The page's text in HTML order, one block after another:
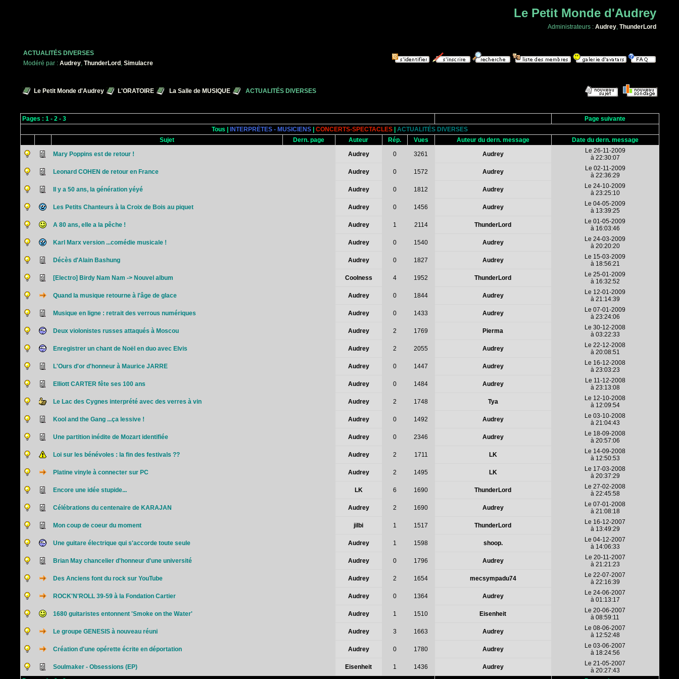
Le Petit Monde d'Audrey
Administrateurs : Audrey, ThunderLord
ACTUALITÉS DIVERSES
Modéré par : Audrey, ThunderLord , Simulacre
Le Petit Monde d'Audrey L'ORATOIRE La Salle de MUSIQUE ACTUALITÉS DIVERSES
Pages : 1- 2- 3
Page suivante
Tous
INTERPRÈTES - MUSICIENS| CONCERTS-SPECTACLES| ACTUALITÉS DIVERSES
Sujet
Dern. page Auteur Rép. Vues Auteur du dern. message
Date du dern. message
Mary Poppins est de retour !
Audrey 0 3261 Audrey
Le 26-11-2009
à 22:30:07
Leonard COHEN de retour en France
Audrey 0 1572 Audrey
Le 02-11-2009
à 22:36:29
Il y a 50 ans, la génération yéyé
Audrey 0 1812 Audrey
Le 24-10-2009
à 23:25:10
Les Petits Chanteurs à la Croix de Bois au piquet
Audrey 0 1456 Audrey
Le 04-05-2009
à 13:39:25
A 80 ans, elle a la pêche !
Audrey 1 2114 ThunderLord
Le 01-05-2009
à 16:03:46
Karl Marx version ...comédie musicale !
Audrey 0 1540 Audrey
Le 24-03-2009
à 20:20:20
Décès d'Alain Bashung
Audrey 0 1827 Audrey
Le 15-03-2009
à 18:56:21
[Electro] Birdy Nam Nam -> Nouvel album
Coolness 4 1952 ThunderLord
Le 25-01-2009
à 16:32:52
Quand la musique retourne à l'âge de glace
Audrey 0 1844 Audrey
Le 12-01-2009
à 21:14:39
Musique en ligne : retrait des verrous numériques
Audrey 0 1433 Audrey
Le 07-01-2009
à 23:24:06
Deux violonistes russes attaqués à Moscou
Audrey 2 1769 Pierma
Le 30-12-2008
à 03:22:33
Enregistrer un chant de Noël en duo avec Elvis
Audrey 2 2055 Audrey
Le 22-12-2008
à 20:08:51
L'Ours d'or d'honneur à Maurice JARRE
Audrey 0 1447 Audrey
Le 16-12-2008
à 23:03:23
Elliott CARTER fête ses 100 ans
Audrey 0 1484 Audrey
Le 11-12-2008
à 23:13:08
Le Lac des Cygnes interprété avec des verres à vin
Audrey 2 1748 Tya
Le 12-10-2008
à 12:09:54
Kool and the Gang ...ça lessive !
Audrey 0 1492 Audrey
Le 03-10-2008
à 21:04:43
Une partition inédite de Mozart identifiée
Audrey 0 2346 Audrey
Le 18-09-2008
à 20:57:06
Loi sur les bénévoles : la fin des festivals ??
Audrey 2 1711 LK
Le 14-09-2008
à 12:50:53
Platine vinyle à connecter sur PC
Audrey 2 1495 LK
Le 17-03-2008
à 20:37:29
Encore une idée stupide...
LK 6 1690 ThunderLord
Le 27-02-2008
à 22:45:58
Célébrations du centenaire de KARAJAN
Audrey 2 1690 Audrey
Le 07-01-2008
à 21:08:18
Mon coup de coeur du moment
jilbi 1 1517 ThunderLord
Le 16-12-2007
à 13:49:29
Une guitare électrique qui s'accorde toute seule
Audrey 1 1598 shoop.
Le 04-12-2007
à 14:06:33
Brian May chancelier d'honneur d'une université
Audrey 0 1796 Audrey
Le 20-11-2007
à 21:21:23
Des Anciens font du rock sur YouTube
Audrey 2 1654 mecsympadu74
Le 22-07-2007
à 22:16:39
ROCK'N'ROLL 39-59 à la Fondation Cartier
Audrey 0 1364 Audrey
Le 24-06-2007
à 01:13:17
1680 guitaristes entonnent 'Smoke on the Water'
Audrey 1 1510 Eisenheit
Le 20-06-2007
à 08:59:11
Le groupe GENESIS à nouveau réuni
Audrey 3 1663 Audrey
Le 08-06-2007
à 12:52:48
Création d'une opérette écrite en déportation
Audrey 0 1780 Audrey
Le 03-06-2007
à 18:24:56
Soulmaker - Obsessions (EP)
Eisenheit 1 1436 Audrey
Le 21-05-2007
à 20:27:43